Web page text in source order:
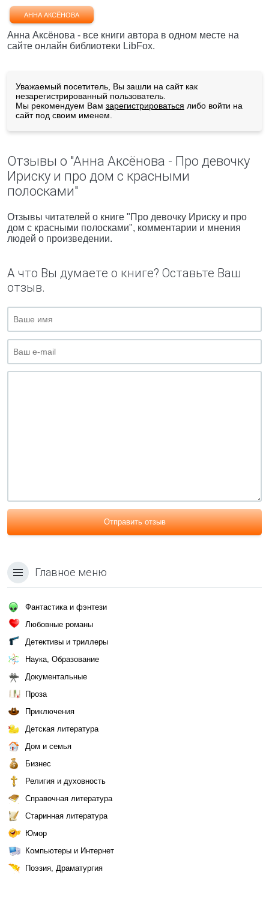
АННА АКСЁНОВА
Анна Аксёнова - все книги автора в одном месте на
сайте онлайн библиотеки LibFox.
Уважаемый посетитель, Вы зашли на сайт как
незарегистрированный пользователь.
Мы рекомендуем Вам зарегистрироваться либо войти на
сайт под своим именем.
Отзывы о "Анна Аксёнова - Про девочку
Ириску и про дом с красными
полосками"
Отзывы читателей о книге "Про девочку Ириску и про
дом с красными полосками", комментарии и мнения
людей о произведении.
А что Вы думаете о книге? Оставьте Ваш
отзыв.
Отправить отзыв
Главное меню
Фантастика и фэнтези
Любовные романы
Детективы и триллеры
Наука, Образование
Документальные
Проза
Приключения
Детская литература
Дом и семья
Бизнес
Религия и духовность
Справочная литература
Старинная литература
Юмор
Компьютеры и Интернет
Поэзия, Драматургия